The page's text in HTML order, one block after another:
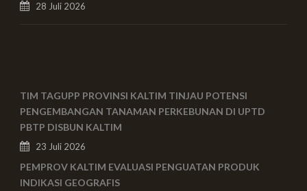
28 Juli 2026
TIM TAGUPP PROVINSI KALTIM TINJAU POTENSI
PENGEMBANGAN TANAMAN PERKEBUNAN DI UPTD
PBTP DISBUN KALTIM
23 Juli 2026
PEMPROV KALTIM EVALUASI PENGUATAN PRODUK
INDIKASI GEOGRAFIS